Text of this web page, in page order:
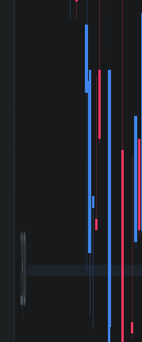
2,800